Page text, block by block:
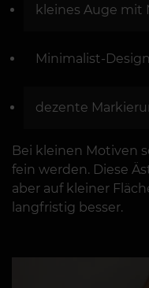
kleines Auge mit
Minimalist-
dezente
Bei kleinen Motiven
fein werden. Diese
aber auf kleiner
langfristig besser.